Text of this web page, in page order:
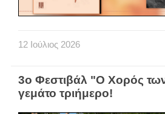
12 Ιούλιος 2026
3ο Φεστιβάλ "Ο Χορός
γεμάτο τριήμερο!